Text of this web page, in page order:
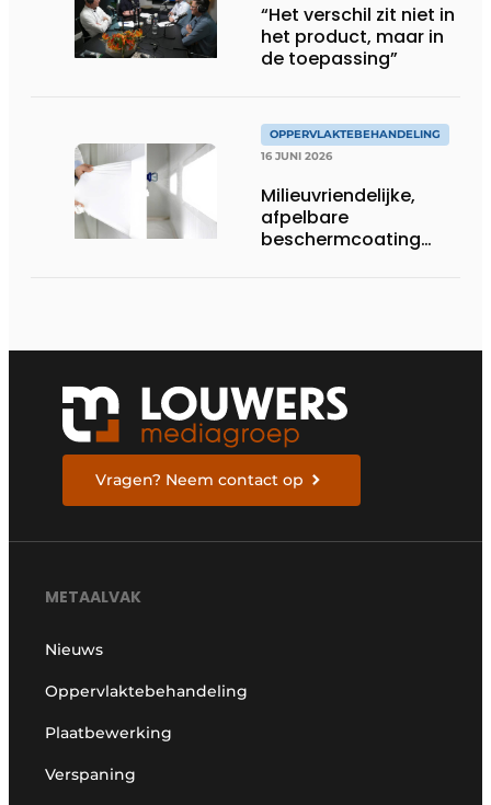
“Het verschil zit niet in
het product, maar in
de toepassing”
OPPERVLAKTEBEHANDELING
16 JUNI 2026
Milieuvriendelijke,
afpelbare
beschermcoating
Vragen? Neem contact op
METAALVAK
Nieuws
Oppervlaktebehandeling
Plaatbewerking
Verspaning